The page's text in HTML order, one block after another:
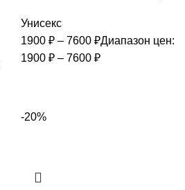
Унисекс
1900 ₽ – 7600 ₽Диапазон цен:
1900 ₽ – 7600 ₽
-20%